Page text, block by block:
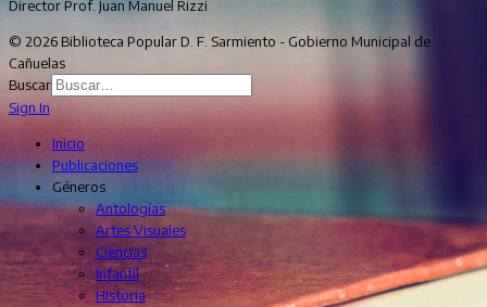
Director Prof. Juan Manuel Rizzi
© 2026 Biblioteca Popular D. F. Sarmiento - Gobierno Municipal de
Cañuelas
Buscar
Sign In
Inicio
Publicaciones
Géneros
Antologías
Artes Visuales
Ciencias
Infantil
Historia